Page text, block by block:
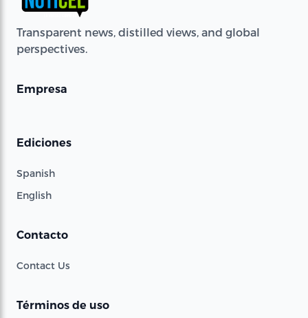
Transparent news, distilled views, and global
perspectives.
Empresa
Ediciones
Spanish
English
Contacto
Contact Us
Términos de uso